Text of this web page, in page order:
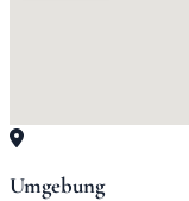
Umgebung